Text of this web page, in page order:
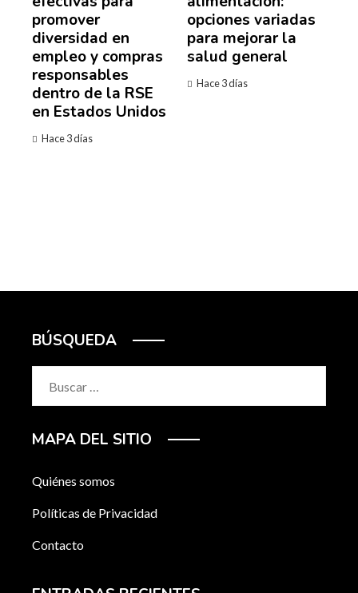
promover
diversidad en
empleo y compras
responsables
dentro de la RSE
en Estados Unidos
Hace 3 días
opciones variadas
para mejorar la
salud general
Hace 3 días
BÚSQUEDA
MAPA DEL SITIO
Quiénes somos
Políticas de Privacidad
Contacto